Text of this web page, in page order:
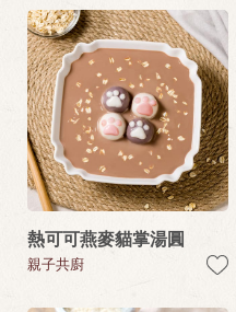
熱可可燕麥貓掌湯圓
親子共廚